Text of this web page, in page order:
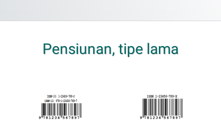
Pensiunan, tipe lama